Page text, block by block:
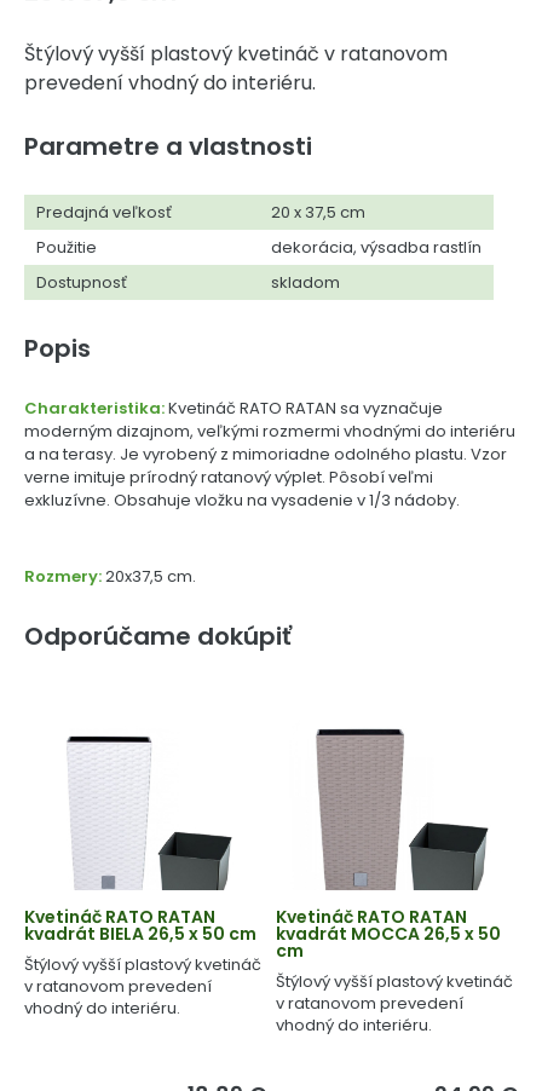
Štýlový vyšší plastový kvetináč v ratanovom
prevedení vhodný do interiéru.
Parametre a vlastnosti
Predajná veľkosť
20 x 37,5 cm
Použitie
dekorácia, výsadba rastlín
Dostupnosť
skladom
Popis
Charakteristika:Kvetináč RATO RATAN sa vyznačuje
moderným dizajnom, veľkými rozmermi vhodnými do interiéru
a na terasy. Je vyrobený z mimoriadne odolného plastu. Vzor
verne imituje prírodný ratanový výplet. Pôsobí veľmi
exkluzívne. Obsahuje vložku na vysadenie v 1/3 nádoby.
Rozmery:20x37,5 cm.
Odporúčame dokúpiť
Kvetináč RATO RATAN
kvadrát BIELA 26,5 x 50 cm
Štýlový vyšší plastový kvetináč
v ratanovom prevedení
vhodný do interiéru.
Kvetináč RATO RATAN
kvadrát MOCCA 26,5 x 50
cm
Štýlový vyšší plastový kvetináč
v ratanovom prevedení
vhodný do interiéru.